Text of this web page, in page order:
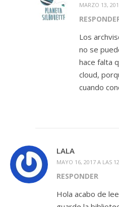
MARZO 13,
Los
no se
hace falta
cloud,
cuando
LALA
MAYO 16, 2017 A LAS
RESPONDER
Hola acabo de